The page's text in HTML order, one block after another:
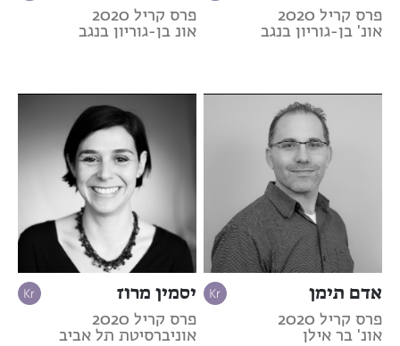
פרס קריל 2020
אונ' בן-גוריון בנגב
פרס קריל 2020
אונ בן-גוריון בנגב
אדם תימן
פרס קריל 2020
אונ' בר אילן
יסמין מרוז
פרס קריל 2020
אוניברסיטת תל אביב